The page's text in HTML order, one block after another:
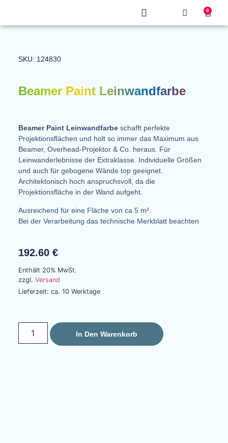
0
SKU: 124830
Beamer Paint Leinwandfarbe
Beamer Paint Leinwandfarbeschafft perfekte
Projektionsflächen und holt so immer das Maximum aus
Beamer, Overhead-Projektor & Co. heraus. Für
Leinwanderlebnisse der Extraklasse. Individuelle Größen
und auch für gebogene Wände top geeignet.
Architektonisch hoch anspruchsvoll, da die
Projektionsfläche in der Wand aufgeht.
Ausreichend für eine Fläche von ca 5 m².
Bei der Verarbeitung das technische Merkblatt beachten
192.60 €
Enthält 20% MwSt.
zzgl. Versand
Lieferzeit: ca. 10 Werktage
In Den Warenkorb